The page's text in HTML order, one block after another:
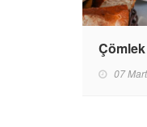
07